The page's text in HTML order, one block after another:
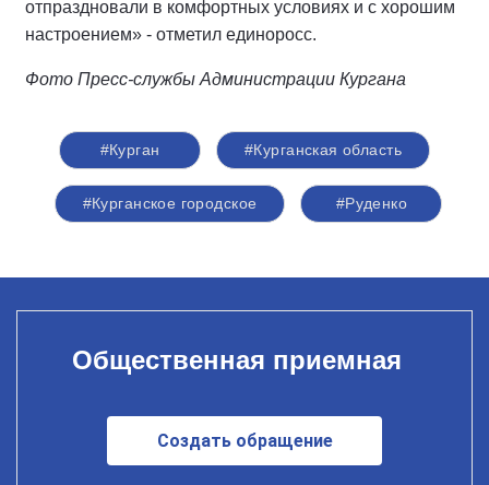
отпраздновали в комфортных условиях и с хорошим
настроением» - отметил единоросс.
Фото Пресс-службы Администрации Кургана
#Курган #Курганская область
#Курганское городское #Руденко
Общественная приемная
Создать обращение